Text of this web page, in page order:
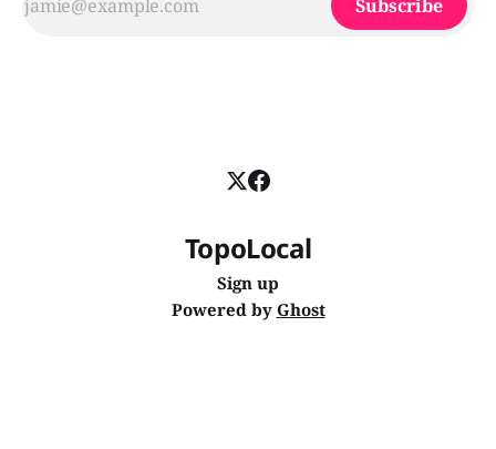
Subscribe
TopoLocal
Sign up
Powered by Ghost